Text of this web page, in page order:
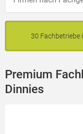
30 Fachbetriebe
Premium
Dinnies